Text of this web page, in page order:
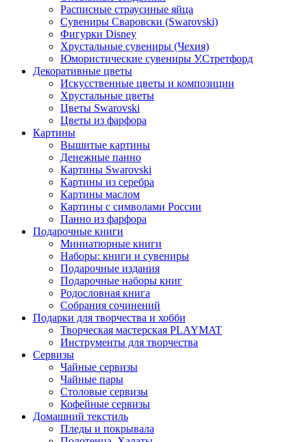
Расписные страусиные яйца
Сувениры Сваровски (Swarovski)
Фигурки Disney
Хрустальные сувениры (Чехия)
Юмористические сувениры У.Стретфорд
Декоративные цветы
Искусственные цветы и композиции
Хрустальные цветы
Цветы Swarovski
Цветы из фарфора
Картины
Вышитые картины
Денежные панно
Картины Swarovski
Картины из серебра
Картины маслом
Картины с символами России
Панно из фарфора
Подарочные книги
Миниатюрные книги
Наборы: книги и сувениры
Подарочные издания
Подарочные наборы книг
Родословная книга
Собрания сочинений
Подарки для творчества и хобби
Творческая мастерская PLAYMAT
Инструменты для творчества
Cервизы
Чайные сервизы
Чайные пары
Столовые сервизы
Кофейные сервизы
Домашний текстиль
Пледы и покрывала